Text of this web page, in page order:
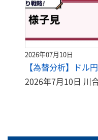
2026年07月10日
【為替分析】ドル
2026年7月10日 川